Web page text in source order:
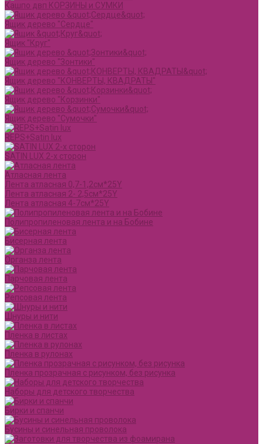
Кашпо двп КОРЗИНЫ и СУМКИ
Ящик дерево "Сердце"
Ящик "Круг"
Ящик дерево "Зонтики"
Ящик дерево "КОНВЕРТЫ, КВАДРАТЫ"
Ящик дерево "Корзинки"
Ящик дерево "Сумочки"
REPS+Satin lux
SATIN LUX 2-х сторон
Атласная лента
Лента атласная 0,7-1,2см*25Y
Лента атласная 2- 2,5см*25Y
Лента атласная 4-7см*25Y
Полипропиленовая лента и на Бобине
Бисерная лента
Органза лента
Парчовая лента
Репсовая лента
Шнуры и нити
Пленка в листах
Пленка в рулонах
Пленка прозрачная с рисунком, без рисунка
Наборы для детского творчества
Бирки и спанчи
Бусины и синельная проволока